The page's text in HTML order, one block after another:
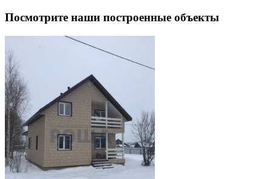
Посмотрите наши построенные объекты